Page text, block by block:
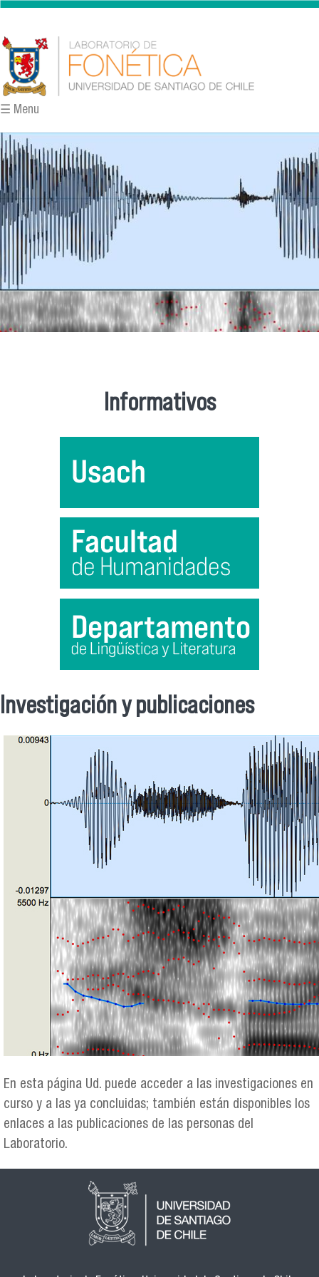
Pasar al contenido principal
☰ Menu
Informativos
Se encuentra usted aquí
Investigación y publicaciones
En esta página Ud. puede acceder a las investigaciones en
curso y a las ya concluidas; también están disponibles los
enlaces a las publicaciones de las personas del
Laboratorio.